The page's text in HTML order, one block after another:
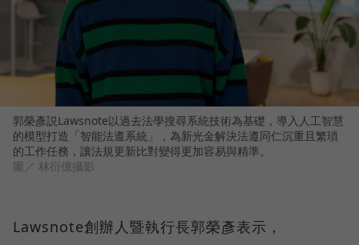
郭榮彥説Lawsnote以過去法學搜尋系統技術為基礎，導入人工智慧
的模型打造「智能法遵系統」，為新光金解決法遵同仁沉重且繁瑣
的工作任務，讓法規更新比對變得更加容易與精準。
圖／ 林衍億攝影
Lawsnote創辦人暨執行長郭榮彥表示，